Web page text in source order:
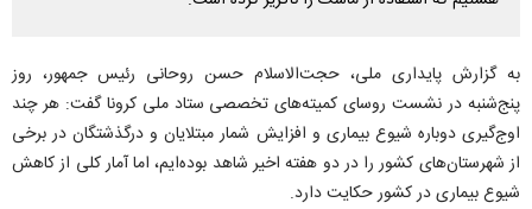
به گزارش پایداری ملی، حجت‌الاسلام حسن روحانی رئیس جمهور، روز
پنج‌شنبه در نشست روسای کمیته‌های تخصصی ستاد ملی کرونا گفت: هر چند
اوج‌گیری دوباره شیوع بیماری و افزایش شمار مبتلایان و درگذشتگان در برخی
از شهرستان‌های کشور را در دو هفته اخیر شاهد بوده‌ایم، اما آمار کلی از کاهش
شیوع بیماری در کشور حکایت دارد.